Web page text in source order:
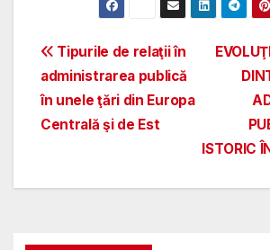
Post
navigation
ISTORIC
Tipurile de relaţii în
administrarea publică
în unele ţări din Europa
Centrală şi de Est